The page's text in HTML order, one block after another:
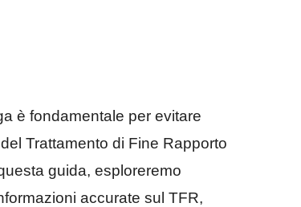
è fondamentale per evitare
Trattamento di Fine Rapporto
guida, esploreremo
accurate sul TFR,